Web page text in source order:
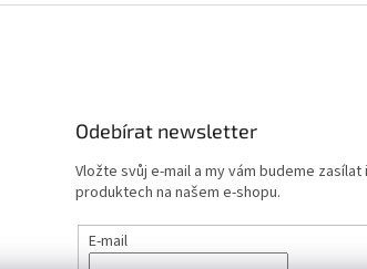
Odebírat newsletter
Vložte svůj e-mail a my vám budeme
produktech na našem e-shopu.
E-mail